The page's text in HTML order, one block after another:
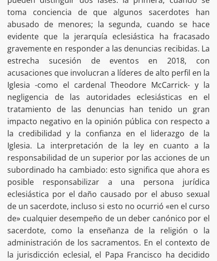
toma conciencia de que algunos sacerdotes han
abusado de menores; la segunda, cuando se hace
evidente que la jerarquía eclesiástica ha fracasado
gravemente en responder a las denuncias recibidas. La
estrecha sucesión de eventos en 2018, con
acusaciones que involucran a líderes de alto perfil en la
Iglesia -como el cardenal Theodore McCarrick- y la
negligencia de las autoridades eclesiásticas en el
tratamiento de las denuncias han tenido un gran
impacto negativo en la opinión pública con respecto a
la credibilidad y la confianza en el liderazgo de la
Iglesia. La interpretación de la ley en cuanto a la
responsabilidad de un superior por las acciones de un
subordinado ha cambiado: esto significa que ahora es
posible responsabilizar a una persona jurídica
eclesiástica por el daño causado por el abuso sexual
de un sacerdote, incluso si esto no ocurrió «en el curso
de» cualquier desempeño de un deber canónico por el
sacerdote, como la enseñanza de la religión o la
administración de los sacramentos. En el contexto de
la jurisdicción eclesial, el Papa Francisco ha decidido